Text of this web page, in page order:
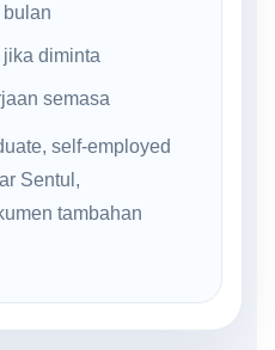
bulan
diminta
semasa
self-employed
Sentul,
tambahan